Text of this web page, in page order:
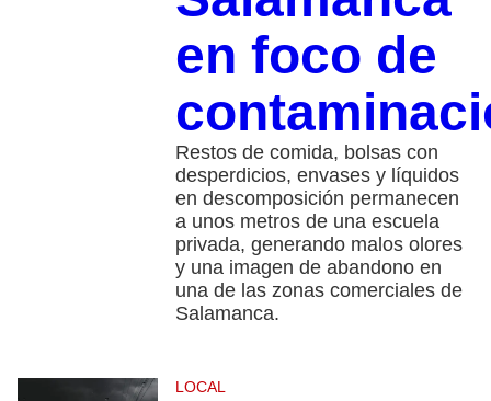
en foco de
Restos de comida, bolsas con
desperdicios, envases y líquidos
en descomposición permanecen
a unos metros de una escuela
privada, generando malos olores
y una imagen de abandono en
una de las zonas comerciales de
Salamanca.
LOCAL